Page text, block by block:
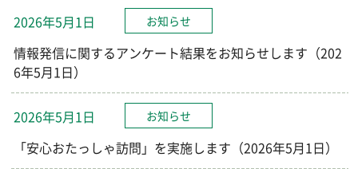
2026年5月1日 お知らせ
情報発信に関するアンケート結果をお知らせします（202
6年5月1日）
2026年5月1日 お知らせ
「安心おたっしゃ訪問」を実施します（2026年5月1日）